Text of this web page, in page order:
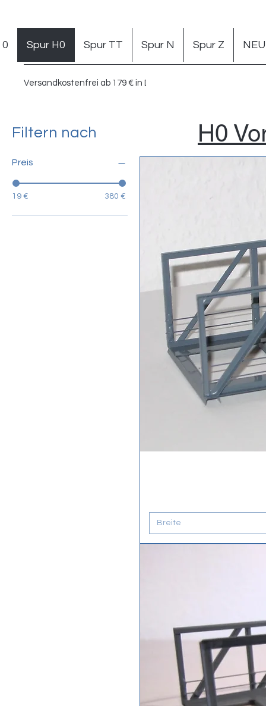
Versandkostenfrei ab 179 € in DE
0 Spur H0 Spur TT Spur N Spur Z
Filtern nach
Preis
19 € 380 €
Breite
H0